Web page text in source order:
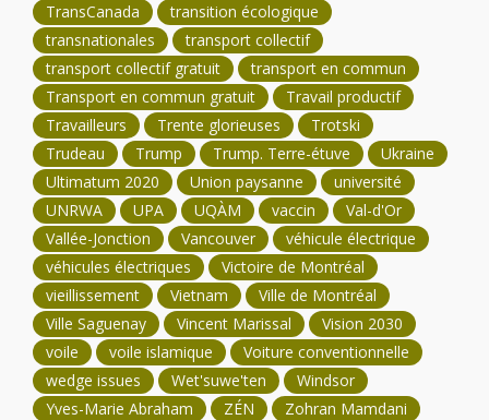
TransCanada
transition écologique
transnationales
transport collectif
transport collectif gratuit
transport en commun
Transport en commun gratuit
Travail productif
Travailleurs
Trente glorieuses
Trotski
Trudeau
Trump Trump. Terre-étuve
Ukraine
Ultimatum 2020
Union paysanne
université
UNRWA
UPA UQÀM vaccin
Val-d'Or
Vallée-Jonction
Vancouver
véhicule électrique
véhicules électriques
Victoire de Montréal
vieillissement
Vietnam
Ville de Montréal
Ville Saguenay
Vincent Marissal
Vision 2030
voile
voile islamique
Voiture conventionnelle
wedge issues
Wet'suwe'ten
Windsor
Yves-Marie Abraham
ZÉN
Zohran Mamdani